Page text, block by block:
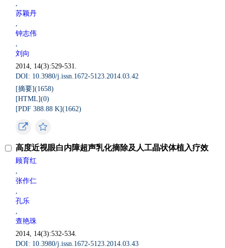
,
苏颖丹
,
钟志伟
,
刘向
2014, 14(3):529-531.
DOI: 10.3980/j.issn.1672-5123.2014.03.42
[摘要](1658)
[HTML](0)
[PDF 388.88 K](1662)
高度近视眼白内障超声乳化摘除及人工晶状体植入疗效
顾育红
,
张作仁
,
孔乐
,
查艳珠
2014, 14(3):532-534.
DOI: 10.3980/j.issn.1672-5123.2014.03.43